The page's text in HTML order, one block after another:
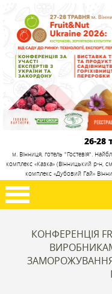
26-28
м. Вінниця, готель "Гостевія".
комплекс «Казка» (Вінницький р-н,
комплекс «Дубовий Гай»
КОНФЕРЕНЦІЯ